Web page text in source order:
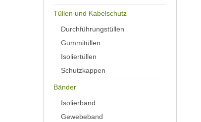
Tüllen und Kabelschutz
Durchführungstüllen
Gummitüllen
Isoliertüllen
Schutzkappen
Bänder
Isolierband
Gewebeband